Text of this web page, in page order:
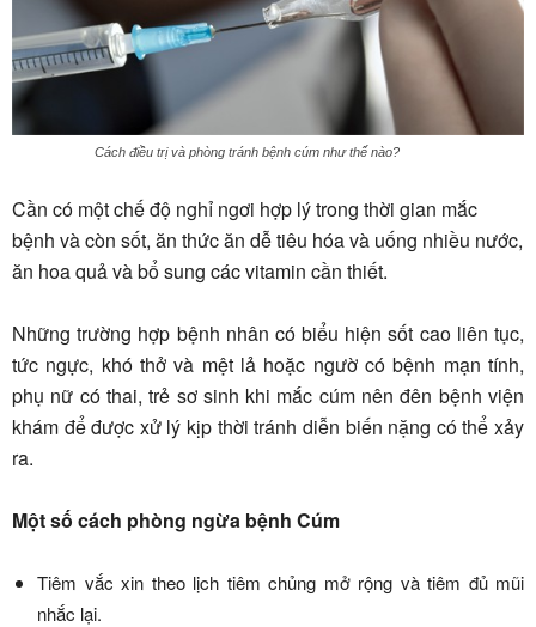
Cách điều trị và phòng tránh bệnh cúm như thế nào?
Cần có một chế độ nghỉ ngơi hợp lý trong thời gian mắc
bệnh và còn sốt, ăn thức ăn dễ tiêu hóa và uống nhiều nước,
ăn hoa quả và bổ sung các vitamin cần thiết.
Những trường hợp bệnh nhân có biểu hiện sốt cao liên tục,
tức ngực, khó thở và mệt lả hoặc ngườ có bệnh mạn tính,
phụ nữ có thai, trẻ sơ sinh khi mắc cúm nên đên bệnh viện
khám để được xử lý kịp thời tránh diễn biến nặng có thể xảy
ra.
Một số cách phòng ngừa bệnh Cúm
Tiêm vắc xin theo lịch tiêm chủng mở rộng và tiêm đủ mũi
nhắc lại.